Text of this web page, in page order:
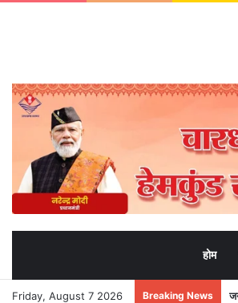
होम
Friday, August 7 2026 Breaking News